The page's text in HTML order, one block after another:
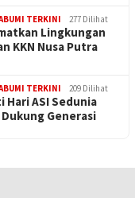
TERKINI 277 Dilihat
Lingkungan
KKN Nusa Putra
TERKINI 209 Dilihat
Hari ASI Sedunia
Generasi